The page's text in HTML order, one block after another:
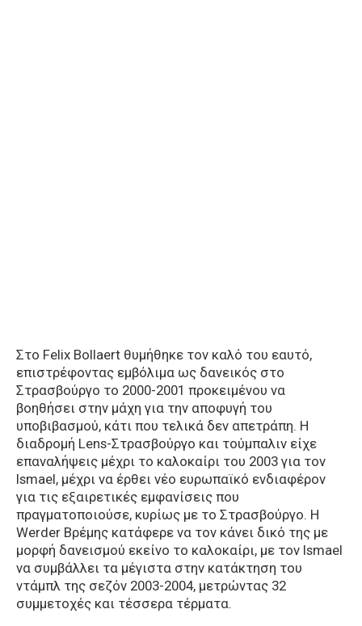
Στο Felix Bollaert θυμήθηκε τον καλό του εαυτό,
επιστρέφοντας εμβόλιμα ως δανεικός στο
Στρασβούργο το 2000-2001 προκειμένου να
βοηθήσει στην μάχη για την αποφυγή του
υποβιβασμού, κάτι που τελικά δεν απετράπη. Η
διαδρομή Lens-Στρασβούργο και τούμπαλιν είχε
επαναλήψεις μέχρι το καλοκαίρι του 2003 για τον
Ismael, μέχρι να έρθει νέο ευρωπαϊκό ενδιαφέρον
για τις εξαιρετικές εμφανίσεις που
πραγματοποιούσε, κυρίως με το Στρασβούργο. Η
Werder Βρέμης κατάφερε να τον κάνει δικό της με
μορφή δανεισμού εκείνο το καλοκαίρι, με τον Ismael
να συμβάλλει τα μέγιστα στην κατάκτηση του
ντάμπλ της σεζόν 2003-2004, μετρώντας 32
συμμετοχές και τέσσερα τέρματα.